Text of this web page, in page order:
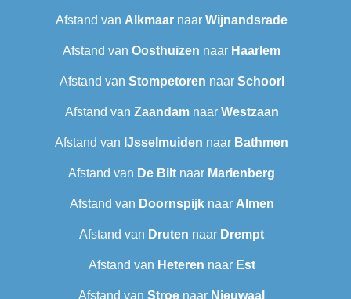
Afstand van Alkmaar naar Wijnandsrade
Afstand van Oosthuizen naar Haarlem
Afstand van Stompetoren naar Schoorl
Afstand van Zaandamnaar Westzaan
Afstand van IJsselmuiden naar Bathmen
Afstand van De Bilt naar Marienberg
Afstand van Doornspijknaar Almen
Afstand van Druten naar Drempt
Afstand van Heteren naar Est
Afstand van Stroe naar Nieuwaal